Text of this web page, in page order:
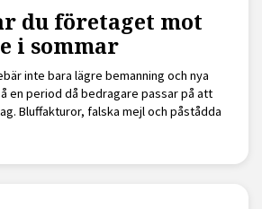
du företaget mot
i sommar
inte bara lägre bemanning och nya
en period då bedragare passar på att
Bluffakturor, falska mejl och påstådda